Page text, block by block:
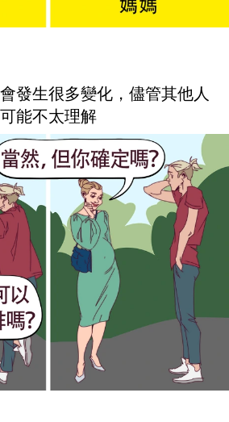
發生很多變化，儘管其他人
可能不太理解